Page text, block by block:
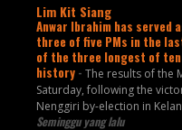
Lim Kit Siang
Anwar Ibrahim has
three of five PMs in the
of the three longest of
history - The results of the
Saturday, following the
Nenggiri by-election in
Seminggu yang lalu